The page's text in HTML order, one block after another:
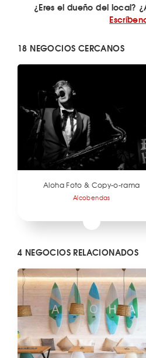
¿Eres el dueño del local?
18 NEGOCIOS CERCANOS
Aloha Foto & Copy-o-rama
Alcobendas
4 NEGOCIOS RELACIONADOS